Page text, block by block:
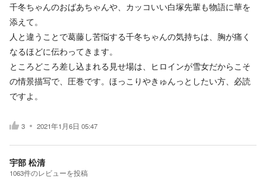
千冬ちゃんのおばあちゃんや、カッコいい白塚先輩も物語に華を
添えて。
人と違うことで葛藤し苦悩する千冬ちゃんの気持ちは、胸が痛く
なるほどに伝わってきます。
ところどころ差し込まれる見せ場は、ヒロインが雪女だからこそ
の情景描写で、圧巻です。ほっこりやきゅんっとしたい方、必読
ですよ。
3 2021年1月6日 05:47
宇部 松清
1063件のレビューを投稿